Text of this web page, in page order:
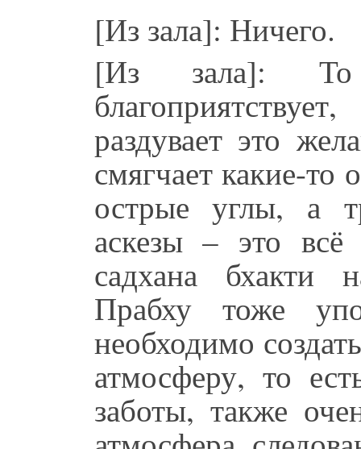
[Из зала]: Ничего.
[Из зала]: То
раздувает это
смягчает какие-то
острые углы, а
аскезы – это всё
садхана бхакти
Прабху тоже
необходимо
атмосферу, то
заботы, также